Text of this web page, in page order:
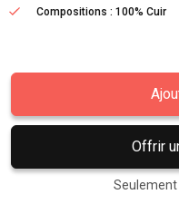
Compositions : 100% Cuir
Offrir
Seulement